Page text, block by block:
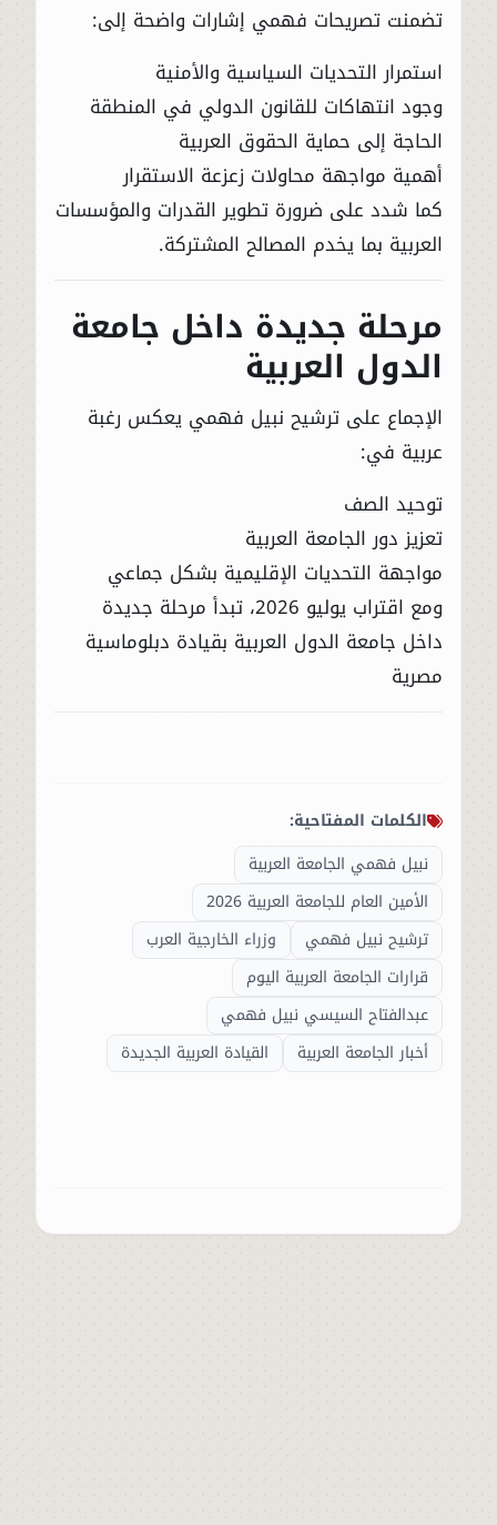
تضمنت تصريحات فهمي إشارات واضحة إلى:
استمرار التحديات السياسية والأمنية
وجود انتهاكات للقانون الدولي في المنطقة
الحاجة إلى حماية الحقوق العربية
أهمية مواجهة محاولات زعزعة الاستقرار
كما شدد على ضرورة تطوير القدرات والمؤسسات
العربية بما يخدم المصالح المشتركة.
مرحلة جديدة داخل جامعة
الدول العربية
الإجماع على ترشيح نبيل فهمي يعكس رغبة
عربية في:
توحيد الصف
تعزيز دور الجامعة العربية
مواجهة التحديات الإقليمية بشكل جماعي
ومع اقتراب يوليو 2026، تبدأ مرحلة جديدة
داخل جامعة الدول العربية بقيادة دبلوماسية
مصرية
الكلمات المفتاحية:
نبيل فهمي الجامعة العربية
الأمين العام للجامعة العربية 2026
ترشيح نبيل فهمي
وزراء الخارجية العرب
قرارات الجامعة العربية اليوم
عبدالفتاح السيسي نبيل فهمي
أخبار الجامعة العربية
القيادة العربية الجديدة